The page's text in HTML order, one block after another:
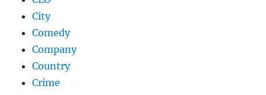
City
Comedy
Company
Country
Crime